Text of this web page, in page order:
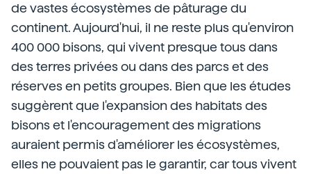
de vastes écosystèmes de pâturage du
continent. Aujourd'hui, il ne reste plus qu'environ
400 000 bisons, qui vivent presque tous dans
des terres privées ou dans des parcs et des
réserves en petits groupes. Bien que les études
suggèrent que l'expansion des habitats des
bisons et l'encouragement des migrations
auraient permis d'améliorer les écosystèmes,
elles ne pouvaient pas le garantir, car tous vivent